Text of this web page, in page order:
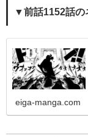
▼前話1152話の
eiga-manga.com